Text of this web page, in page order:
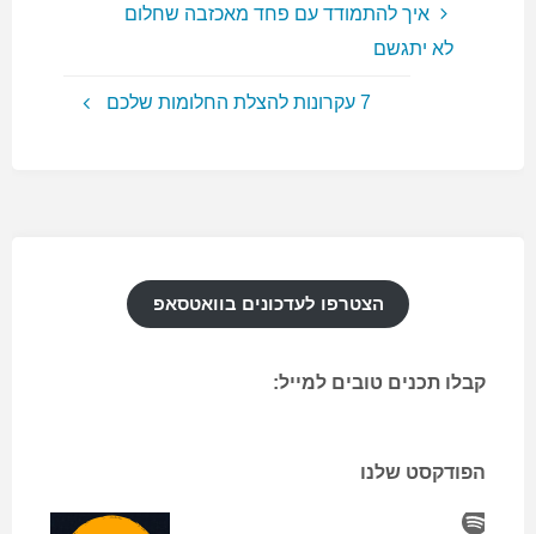
איך להתמודד עם פחד מאכזבה שחלום
לא יתגשם
7 עקרונות להצלת החלומות שלכם
הצטרפו לעדכונים בוואטסאפ
קבלו תכנים טובים למייל:
הפודקסט שלנו